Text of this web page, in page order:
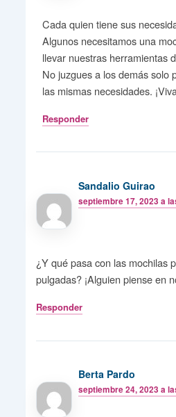
Cada quien tiene sus
Algunos necesitamos una
llevar nuestras herramientas
No juzgues a los demás solo
las mismas necesidades.
Responder
Sandalio Guirao
septiembre 17, 2023 a
¿Y qué pasa con las mochilas
pulgadas? ¡Alguien piense en
Responder
Berta Pardo
septiembre 24, 2023 a